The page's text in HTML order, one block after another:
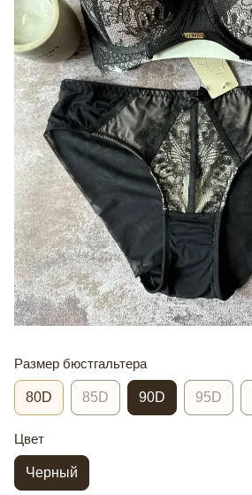
Размер бюстгальтера
80D 85D 90D 95D
Цвет
Черный